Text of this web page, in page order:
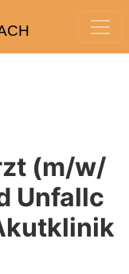
(m/w/
Unfallc